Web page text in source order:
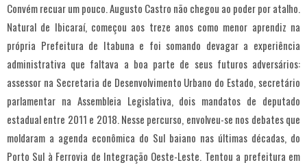
Convém recuar um pouco. Augusto Castro não chegou ao poder por atalho.
Natural de Ibicaraí, começou aos treze anos como menor aprendiz na
própria Prefeitura de Itabuna e foi somando devagar a experiência
administrativa que faltava a boa parte de seus futuros adversários:
assessor na Secretaria de Desenvolvimento Urbano do Estado, secretário
parlamentar na Assembleia Legislativa, dois mandatos de deputado
estadual entre 2011 e 2018. Nesse percurso, envolveu-se nos debates que
moldaram a agenda econômica do Sul baiano nas últimas décadas, do
Porto Sul à Ferrovia de Integração Oeste-Leste. Tentou a prefeitura em